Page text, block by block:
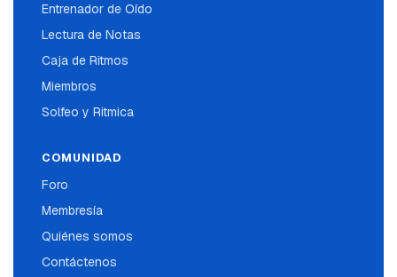
Entrenador de Oído
Lectura de Notas
Caja de Ritmos
Miembros
Solfeo y Ritmica
COMUNIDAD
Foro
Membresía
Quiénes somos
Contáctenos